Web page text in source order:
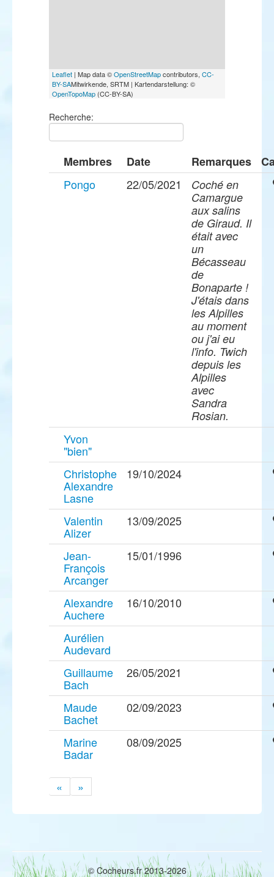
Leaflet | Map data ©OpenStreetMapcontributors, CC-
BY-SAMitwirkende, SRTM | Kartendarstellung: ©
OpenTopoMap (CC-BY-SA)
Recherche:
Membres Date Remarques
Pongo
22/05/2021
Coché en
Camargue
aux salins
de Giraud. Il
était avec
un
Bécasseau
de
Bonaparte !
J'étais dans
les Alpilles
au moment
ou j'ai eu
l'info. Twich
depuis les
Alpilles
avec
Sandra
Rosian.
Yvon
"bien"
Christophe
Alexandre
Lasne
19/10/2024
Valentin
Alizer
13/09/2025
Jean-
François
Arcanger
15/01/1996
Alexandre
Auchere
16/10/2010
Aurélien
Audevard
Guillaume
Bach
26/05/2021
Maude
Bachet
02/09/2023
Marine
Badar
08/09/2025
« »
© Cocheurs.fr 2013-2026